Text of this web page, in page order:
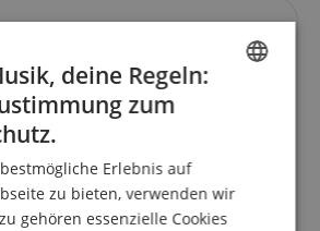
FRENCH
deine Regeln:
zum
Erlebnis auf
zu bieten, verwenden wir
gehören essenzielle Cookies